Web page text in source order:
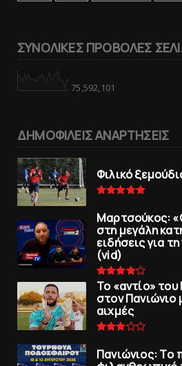
ΣΥΝΟΛΙΚΕΣ ΠΡΟΒΟΛΕΣ
75,592,101
ΔΗΜΟΦΙΛΕΙΣ ΑΝΑΡΤΗΣΕΙΣ
Φιλικό
Μαρτσούκος:
στη μεγάλη
ειδήσεις για
(vid)
To «αντίο»
στον Πανιώνιο
αιχμές
Πανιώνιoς: Tο